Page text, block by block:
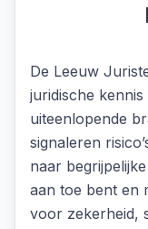
De Leeuw
juridische
uiteenlopende
signaleren
naar
aan toe bent en
voor zekerheid,